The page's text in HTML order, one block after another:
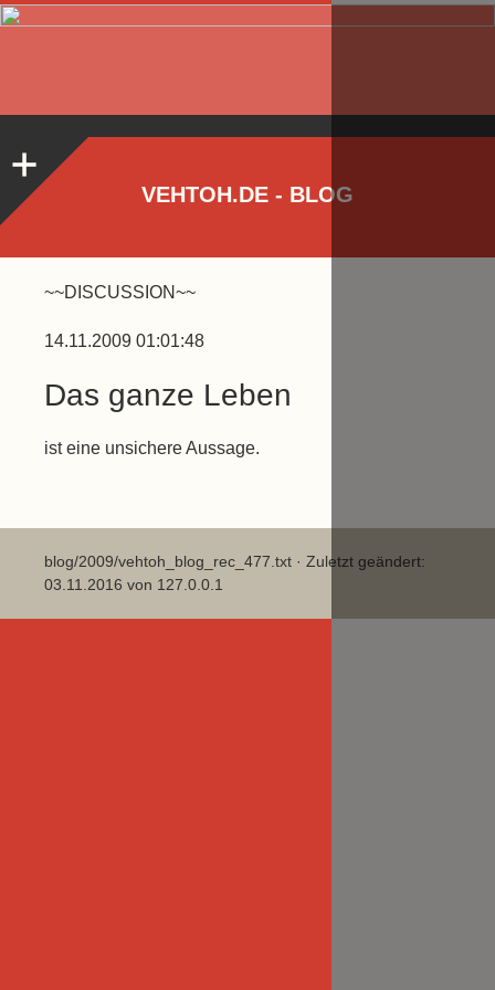
VEHTOH.DE - BLOG
~~DISCUSSION~~
14.11.2009 01:01:48
Das ganze Leben
ist eine unsichere Aussage.
blog/2009/vehtoh_blog_rec_477.txt · Zuletzt geändert:
03.11.2016 von 127.0.0.1